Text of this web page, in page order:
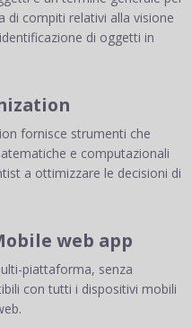
di compiti relativi alla visione
di oggetti in
fornisce strumenti che
e computazionali
a ottimizzare le decisioni di
web app
piattaforma, senza
con tutti i dispositivi mobili